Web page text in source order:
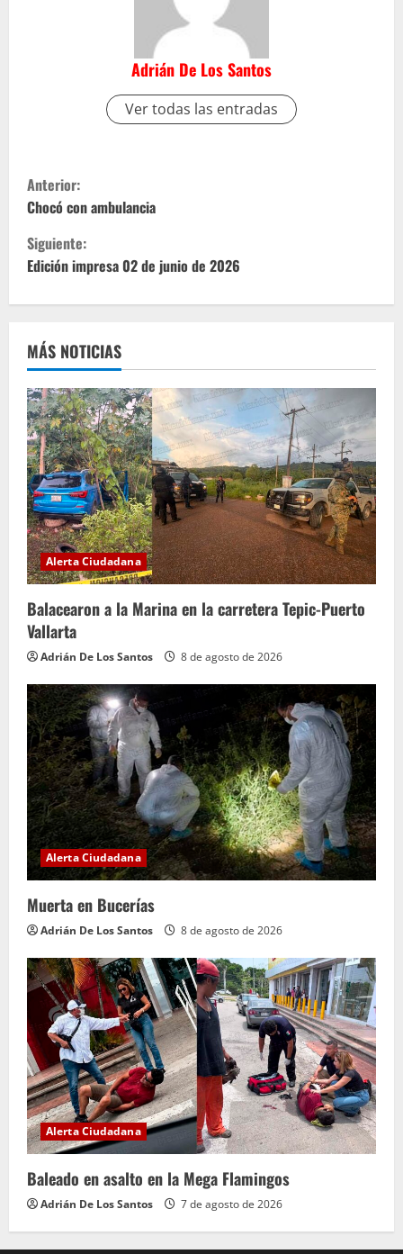
Adrián De Los Santos
Ver todas las entradas
S
i
g
l
e
y
e
n
d
o
Anterior:
Chocó con ambulancia
Siguiente:
Edición impresa 02 de junio de 2026
MÁS NOTICIAS
Alerta Ciudadana
Balacearon a la Marina en la carretera Tepic-Puerto
Vallarta
Adrián De Los Santos 8 de agosto de 2026
Alerta Ciudadana
Muerta en Bucerías
Adrián De Los Santos 8 de agosto de 2026
Alerta Ciudadana
Baleado en asalto en la Mega Flamingos
Adrián De Los Santos 7 de agosto de 2026